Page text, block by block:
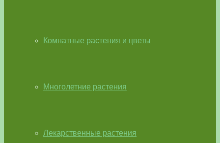
Комнатные растения и цветы
Многолетние растения
Лекарственные растения